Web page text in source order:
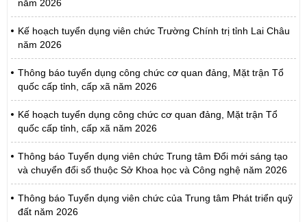
năm 2026
Kế hoạch tuyển dụng viên chức Trường Chính trị tỉnh Lai Châu
năm 2026
Thông báo tuyển dụng công chức cơ quan đảng, Mặt trận Tổ
quốc cấp tỉnh, cấp xã năm 2026
Kế hoạch tuyển dụng công chức cơ quan đảng, Mặt trận Tổ
quốc cấp tỉnh, cấp xã năm 2026
Thông báo Tuyển dụng viên chức Trung tâm Đổi mới sáng tạo
và chuyển đổi số thuộc Sở Khoa học và Công nghệ năm 2026
Thông báo Tuyển dụng viên chức của Trung tâm Phát triển quỹ
đất năm 2026